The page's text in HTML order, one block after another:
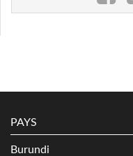
PAYS
Burundi